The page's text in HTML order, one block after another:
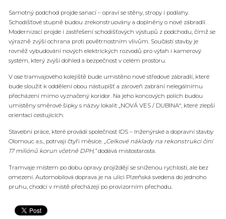
Samotný podchod projde sanací – opraví se stěny, stropy i podlahy.
Schodišťové stupně budou zrekonstruovány a doplněny o nové zábradlí.
Modernizací projde i zastřešení schodišťových výstupů z podchodu, čímž se
výrazně zvýší ochrana proti povětrnostním vlivům. Součástí stavby je
rovněž vybudování nových elektrických rozvodů pro výtah i kamerový
systém, který zvýší dohled a bezpečnost v celém prostoru.
V ose tramvajového kolejiště bude umístěno nové středové zábradlí, které
bude sloužit k oddělení obou nástupišť a zároveň zabrání nelegálnímu
přecházení mimo vyznačený koridor. Na jeho koncových polích budou
umístěny směrové šipky s názvy lokalit „NOVÁ VES / DUBINA“, které zlepší
orientaci cestujících.
Stavební práce, které provádí společnost IDS – Inženýrské a dopravní stavby
Olomouc a.s., potrvají čtyři měsíce. „Celkové náklady na rekonstrukci činí
17 miliónů korun včetně DPH,“dodává místostarosta.
Tramvaje místem po dobu opravy projíždějí se sníženou rychlostí, ale bez
omezení. Automobilová doprava je na ulici Plzeňská svedena do jednoho
pruhu, chodci v místě přecházejí po provizorním přechodu.